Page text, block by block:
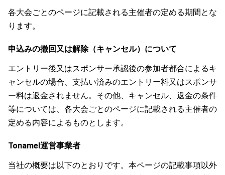
各大会ごとのページに記載される主催者の定める期間とな
ります。
申込みの撤回又は解除（キャンセル）について
エントリー後又はスポンサー承認後の参加者都合によるキ
ャンセルの場合、支払い済みのエントリー料又はスポンサ
ー料は返金されません。その他、キャンセル、返金の条件
等については、各大会ごとのページに記載される主催者の
定める内容によるものとします。
Tonamel運営事業者
当社の概要は以下のとおりです。本ページの記載事項以外